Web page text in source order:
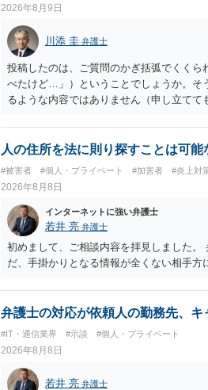
2026年8月9日
川添 圭 弁護士
投稿したのは、ご質問のかぎ括弧でくく
べたけど…」）ということでしょうか。そ
るような内容ではありません（申し立て
ていない何らかの背景事情があれば、回
とは不適当と思われますので、弁護士へ直
人の住所を法に則り探すことは可能
#被害者 #個人・プライベート #加害者 #炎上対
2026年8月8日
インターネットに強い弁護士
若井 亮 弁護士
初めまして、ご相談内容を拝見しました
だ、手掛かりとなる情報が全くない相手方
弁護士の対応が依頼人の勤務先、キ
#IT・通信業界 #示談 #個人・プライベート
2026年8月8日
若井 亮 弁護士